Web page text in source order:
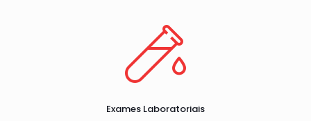
Exames Laboratoriais